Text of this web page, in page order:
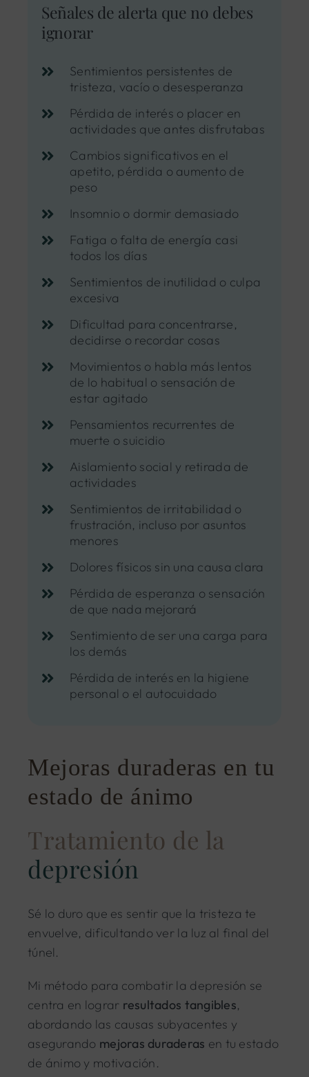
Señales de alerta que no debes
ignorar
Sentimientos persistentes de
tristeza, vacío o desesperanza
Pérdida de interés o placer en
actividades que antes disfrutabas
Cambios significativos en el
apetito, pérdida o aumento de
peso
Insomnio o dormir demasiado
Fatiga o falta de energía casi
todos los días
Sentimientos de inutilidad o culpa
excesiva
Dificultad para concentrarse,
decidirse o recordar cosas
Movimientos o habla más lentos
de lo habitual o sensación de
estar agitado
Pensamientos recurrentes de
muerte o suicidio
Aislamiento social y retirada de
actividades
Sentimientos de irritabilidad o
frustración, incluso por asuntos
menores
Dolores físicos sin una causa clara
Pérdida de esperanza o sensación
de que nada mejorará
Sentimiento de ser una carga para
los demás
Pérdida de interés en la higiene
personal o el autocuidado
Mejoras duraderas en tu
estado de ánimo
Tratamiento de la
depresión
Sé lo duro que es sentir que la tristeza te
envuelve, dificultando ver la luz al final del
túnel.
Mi método para combatir la depresión se
centra en lograr resultados tangibles,
abordando las causas subyacentes y
asegurando mejoras duraderas en tu estado
de ánimo y motivación.